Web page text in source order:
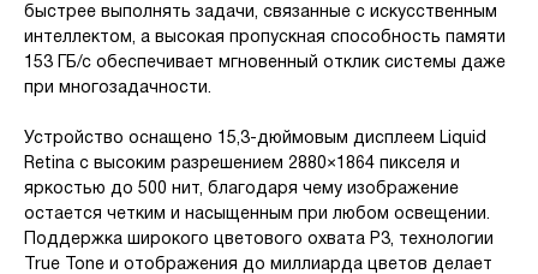
быстрее выполнять задачи, связанные с искусственным
интеллектом, а высокая пропускная способность памяти
153 ГБ/с обеспечивает мгновенный отклик системы даже
при многозадачности.
Устройство оснащено 15,3-дюймовым дисплеем Liquid
Retina с высоким разрешением 2880×1864 пикселя и
яркостью до 500 нит, благодаря чему изображение
остается четким и насыщенным при любом освещении.
Поддержка широкого цветового охвата P3, технологии
True Tone и отображения до миллиарда цветов делает